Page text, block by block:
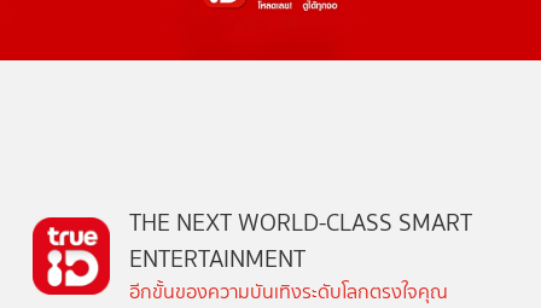
THE NEXT WORLD-CLASS SMART
ENTERTAINMENT
อีกขั้นของความบันเทิงระดับโลกตรงใจคุณ